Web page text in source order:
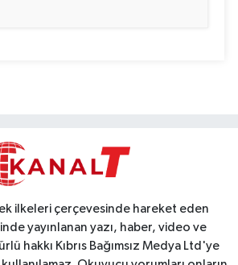
ilkeleri çerçevesinde hareket eden
yayınlanan yazı, haber, video ve
hakkı Kıbrıs Bağımsız Medya Ltd'ye